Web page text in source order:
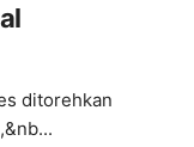
ditorehkan